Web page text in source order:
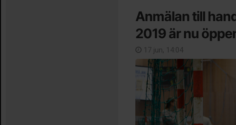
Anmälan till
2019 är nu
17 jun, 14:04